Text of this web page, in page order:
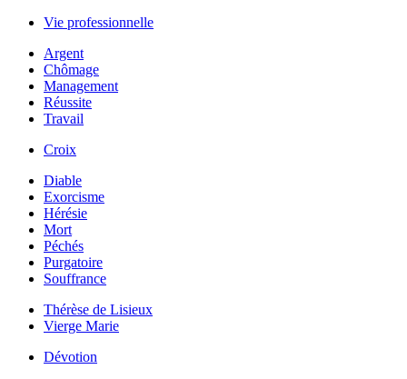
Vie professionnelle
Argent
Chômage
Management
Réussite
Travail
Croix
Diable
Exorcisme
Hérésie
Mort
Péchés
Purgatoire
Souffrance
Thérèse de Lisieux
Vierge Marie
Dévotion